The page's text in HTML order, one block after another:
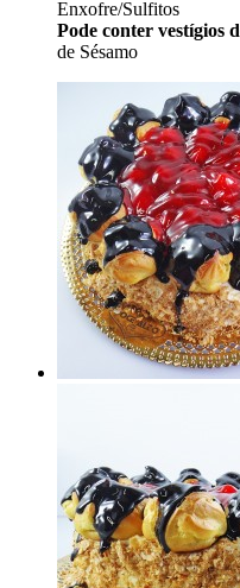
Enxofre/Sulfitos
Pode conter vestígios
de Sésamo